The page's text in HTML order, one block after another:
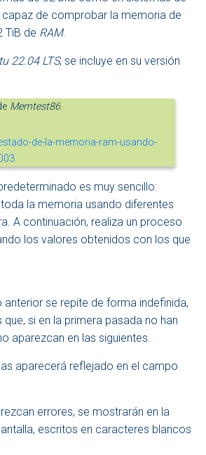
capaz de comprobar la memoria de
TiB de RAM.
22.04 LTS, se incluye en su versión
Memtest86.
es muy sencillo:
la memoria usando diferentes
A continuación, realiza un proceso
los valores obtenidos con los que
se repite de forma indefinida,
si en la primera pasada no han
aparezcan en las siguientes.
aparecerá reflejado en el campo
errores, se mostrarán en la
escritos en caracteres blancos